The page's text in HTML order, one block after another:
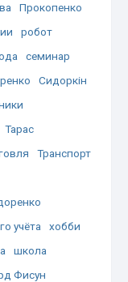
Прокопенко
робот
семинар
Сидоркін
Тарас
Транспорт
учёта
хобби
школа
Фисун